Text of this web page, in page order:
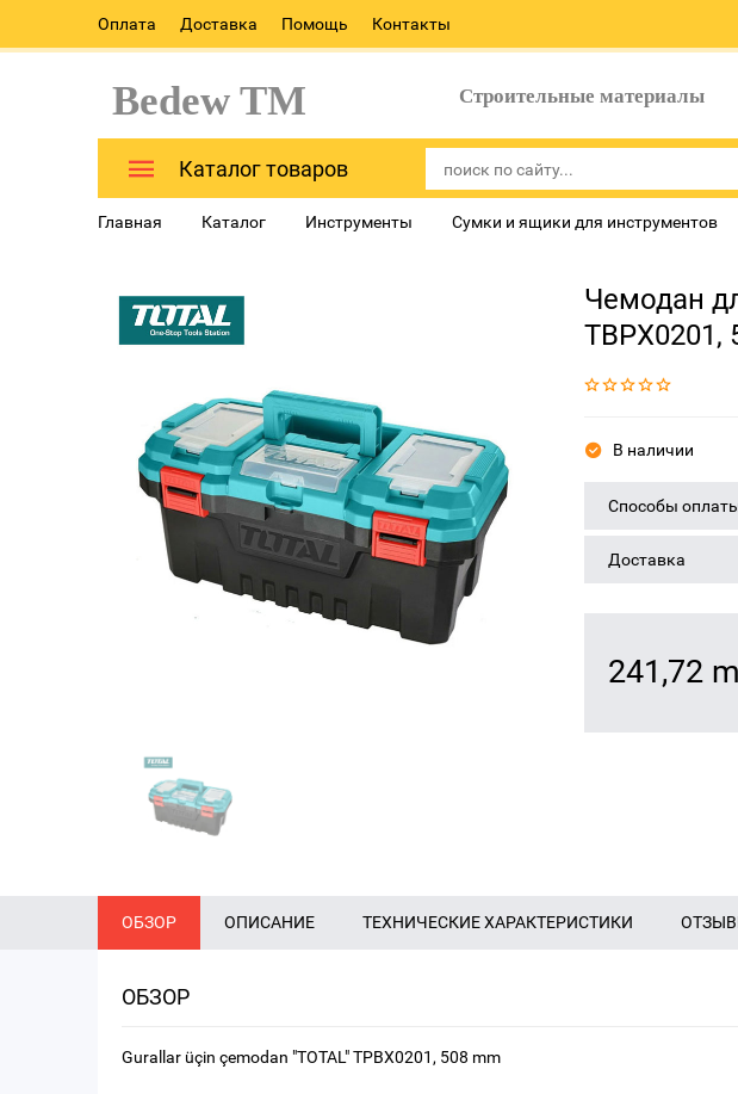
Оплата Доставка Помощь Контакты
Bedew TM Строительные материалы
Каталог товаров
Главная Каталог Инструменты Сумки и ящики для инструментов
Чемодан
TBPX0201,
В наличии
Способы
Доставка
241,72
ОБЗОР ОПИСАНИЕ ТЕХНИЧЕСКИЕ ХАРАКТЕРИСТИКИ
ОБЗОР
Gurallar üçin çemodan "TOTAL" TPBX0201, 508 mm